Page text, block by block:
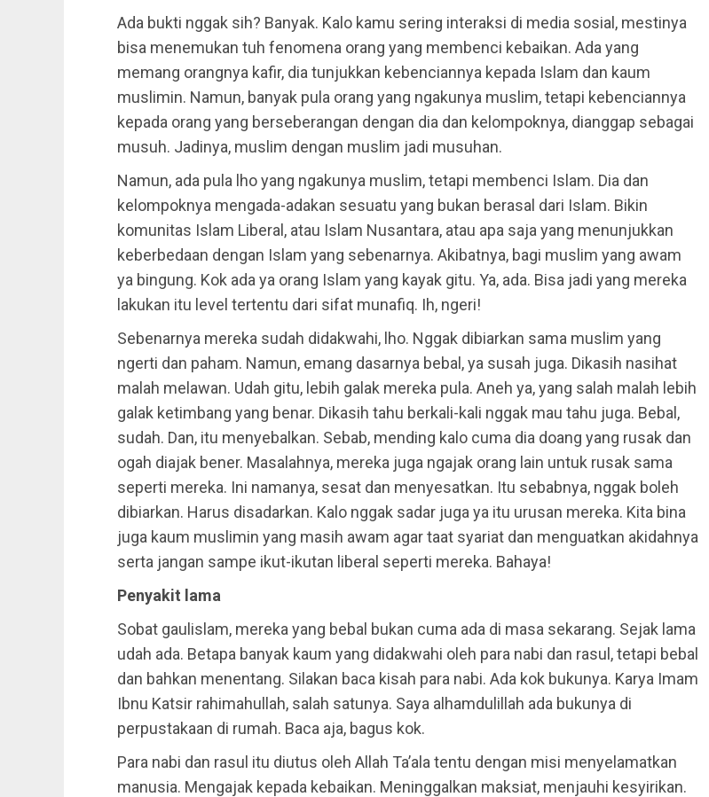
Ada bukti nggak sih? Banyak. Kalo kamu sering interaksi di media sosial, mestinya
bisa menemukan tuh fenomena orang yang membenci kebaikan. Ada yang
memang orangnya kafir, dia tunjukkan kebenciannya kepada Islam dan kaum
muslimin. Namun, banyak pula orang yang ngakunya muslim, tetapi kebenciannya
kepada orang yang berseberangan dengan dia dan kelompoknya, dianggap sebagai
musuh. Jadinya, muslim dengan muslim jadi musuhan.
Namun, ada pula lho yang ngakunya muslim, tetapi membenci Islam. Dia dan
kelompoknya mengada-adakan sesuatu yang bukan berasal dari Islam. Bikin
komunitas Islam Liberal, atau Islam Nusantara, atau apa saja yang menunjukkan
keberbedaan dengan Islam yang sebenarnya. Akibatnya, bagi muslim yang awam
ya bingung. Kok ada ya orang Islam yang kayak gitu. Ya, ada. Bisa jadi yang mereka
lakukan itu level tertentu dari sifat munafiq. Ih, ngeri!
Sebenarnya mereka sudah didakwahi, lho. Nggak dibiarkan sama muslim yang
ngerti dan paham. Namun, emang dasarnya bebal, ya susah juga. Dikasih nasihat
malah melawan. Udah gitu, lebih galak mereka pula. Aneh ya, yang salah malah lebih
galak ketimbang yang benar. Dikasih tahu berkali-kali nggak mau tahu juga. Bebal,
sudah. Dan, itu menyebalkan. Sebab, mending kalo cuma dia doang yang rusak dan
ogah diajak bener. Masalahnya, mereka juga ngajak orang lain untuk rusak sama
seperti mereka. Ini namanya, sesat dan menyesatkan. Itu sebabnya, nggak boleh
dibiarkan. Harus disadarkan. Kalo nggak sadar juga ya itu urusan mereka. Kita bina
juga kaum muslimin yang masih awam agar taat syariat dan menguatkan akidahnya
serta jangan sampe ikut-ikutan liberal seperti mereka. Bahaya!
Penyakit lama
Sobat gaulislam, mereka yang bebal bukan cuma ada di masa sekarang. Sejak lama
udah ada. Betapa banyak kaum yang didakwahi oleh para nabi dan rasul, tetapi bebal
dan bahkan menentang. Silakan baca kisah para nabi. Ada kok bukunya. Karya Imam
Ibnu Katsir rahimahullah, salah satunya. Saya alhamdulillah ada bukunya di
perpustakaan di rumah. Baca aja, bagus kok.
Para nabi dan rasul itu diutus oleh Allah Ta’ala tentu dengan misi menyelamatkan
manusia. Mengajak kepada kebaikan. Meninggalkan maksiat, menjauhi kesyirikan.